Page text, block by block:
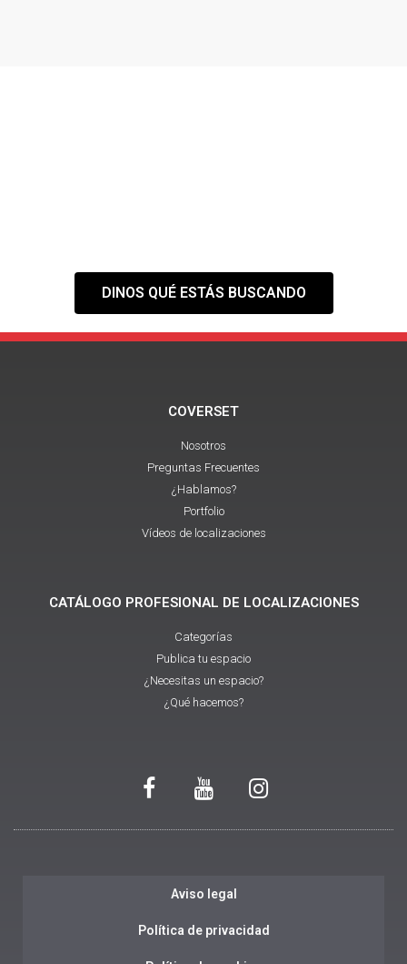
DINOS QUÉ ESTÁS BUSCANDO
COVERSET
Nosotros
Preguntas Frecuentes
¿Hablamos?
Portfolio
Vídeos de localizaciones
CATÁLOGO PROFESIONAL DE LOCALIZACIONES
Categorías
Publica tu espacio
¿Necesitas un espacio?
¿Qué hacemos?
Aviso legal
Política de privacidad